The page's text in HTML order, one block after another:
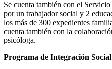
Se cuenta también con el
por un trabajador social y 2
los más de 300 expedientes
cuenta también con la
psicóloga.
Programa de Integración Social